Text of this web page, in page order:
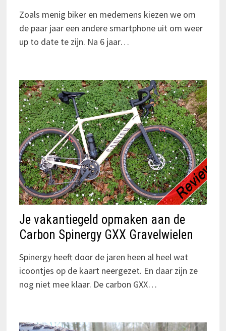
Zoals menig biker en medemens kiezen we om
de paar jaar een andere smartphone uit om weer
up to date te zijn. Na 6 jaar…
Je vakantiegeld opmaken aan de
Carbon Spinergy GXX Gravelwielen
Spinergy heeft door de jaren heen al heel wat
icoontjes op de kaart neergezet. En daar zijn ze
nog niet mee klaar. De carbon GXX…